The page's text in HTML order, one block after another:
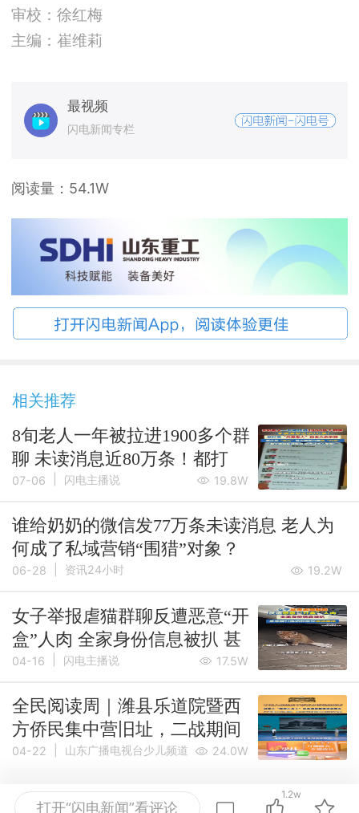
审校：徐红梅
主编：崔维莉
最视频
闪电新闻专栏
阅读量： 54.1W
打开“闪电新闻”看评论
1.2w
相关推荐
8旬老人一年被拉进1900多个群
聊 未读消息近80万条！都打
着“关爱老人”的名义卖东西
07-06 闪电主播说 19.8W
谁给奶奶的微信发77万条未读消息 老人为
何成了私域营销“围猎”对象？
06-28 资讯24小时 19.2W
女子举报虐猫群聊反遭恶意“开
盒”人肉 全家身份信息被扒 甚
至被打电话到单位造谣卖淫
04-16 闪电主播说 17.5W
全民阅读周｜潍县乐道院暨西
方侨民集中营旧址，二战期间
曾有2000多名在华欧美侨民被
让他们看到黑暗中的光！“仁者
04-22 山东广播电视台少儿频道 24.0W